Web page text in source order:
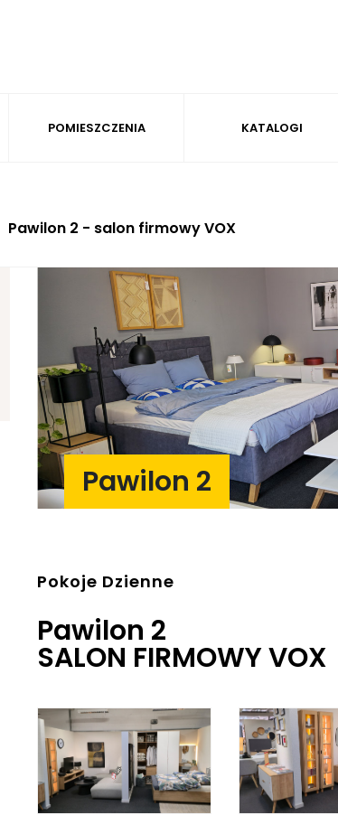
POMIESZCZENIA KATALOGI
Pawilon 2 - salon firmowy VOX
Pawilon 2
Pokoje Dzienne
Pawilon 2
SALON FIRMOWY VOX